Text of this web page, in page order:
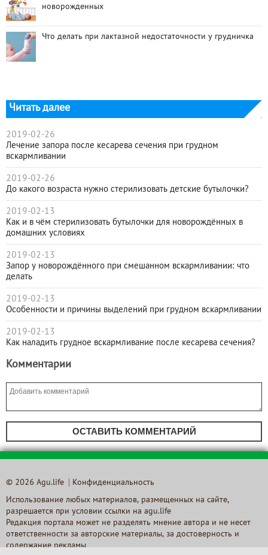
новорожденных
Что делать при лактазной недостаточности у грудничка
Читать далее
2019-02-26
Лечение запора после кесарева сечения при грудном
вскармливании
2019-02-26
До какого возраста нужно стерилизовать детские бутылочки?
2019-02-13
Как и в чём стерилизовать бутылочки для новорождённых в
домашних условиях
2019-02-13
Запор у новорождённого при смешанном вскармливании: что
делать
2019-02-13
Особенности и причины выделений при грудном вскармливании
2019-02-13
Как наладить грудное вскармливание после кесарева сечения?
Комментарии
ОСТАВИТЬ КОММЕНТАРИЙ
© 2026 Agu.life Конфиденциальность
Использование любых материалов, размещенных на сайте,
разрешается при условии ссылки на agu.life
Редакция портала может не разделять мнение автора и не несет
ответственности за авторские материалы, за достоверность и
содержание рекламы